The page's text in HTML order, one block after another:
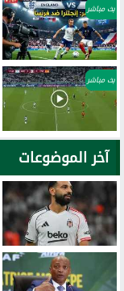
بث مباشر
بث مباشر
آخر الموضوعات